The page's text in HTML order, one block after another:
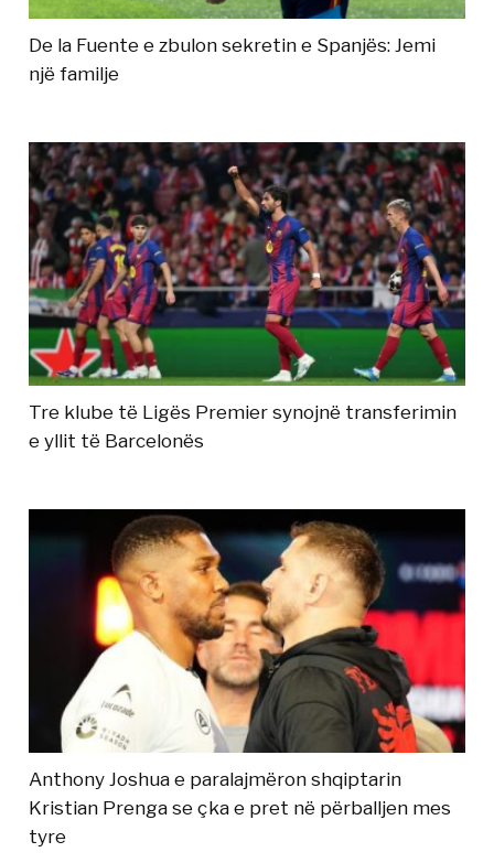
De la Fuente e zbulon sekretin e Spanjës: Jemi
një familje
Tre klube të Ligës Premier synojnë transferimin
e yllit të Barcelonës
Anthony Joshua e paralajmëron shqiptarin
Kristian Prenga se çka e pret në përballjen mes
tyre